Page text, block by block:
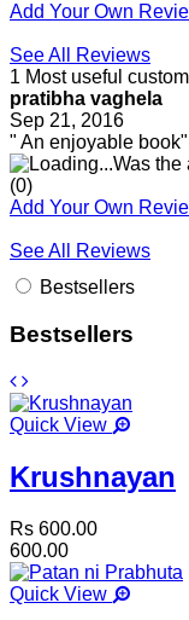
Add Your Own
See All Reviews
1 Most useful
pratibha vaghela
Sep 21, 2016
" An enjoyable
Was the
(0)
Add Your Own
See All Reviews
Bestsellers
Bestsellers
Quick View
Krushnayan
Rs 600.00
600.00
Quick View